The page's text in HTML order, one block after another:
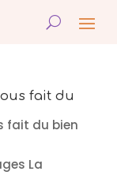
fait du
fait du bien
La